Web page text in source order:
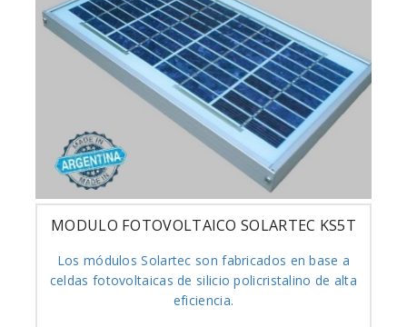
MODULO FOTOVOLTAICO SOLARTEC KS5T
Los módulos Solartec son fabricados en base a
celdas fotovoltaicas de silicio policristalino de alta
eficiencia.